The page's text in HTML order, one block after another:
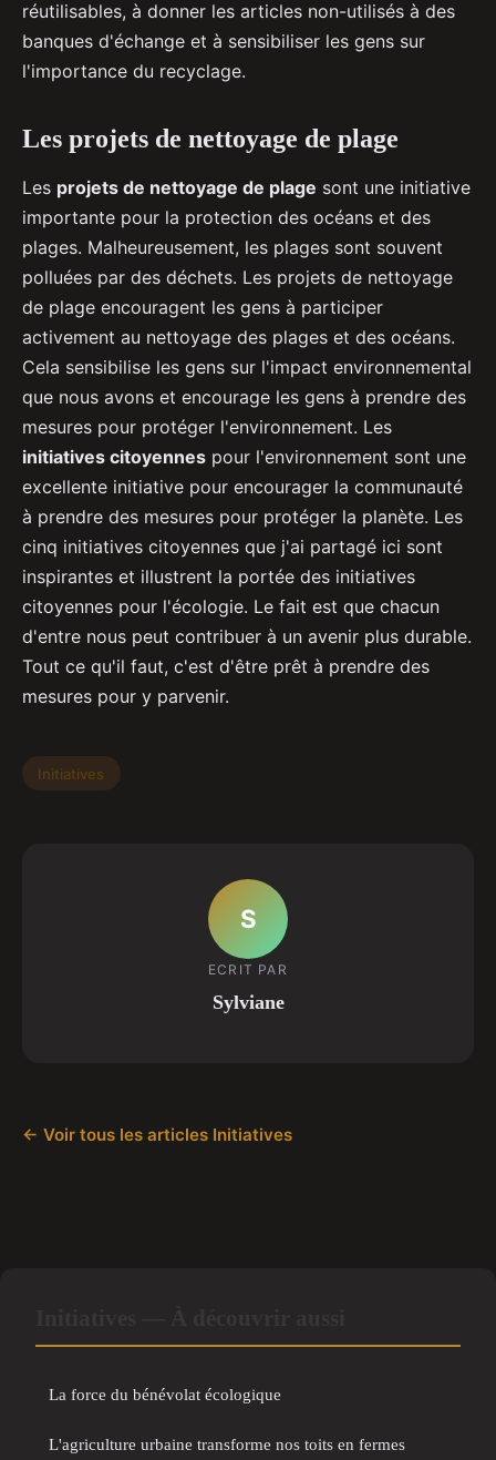
réutilisables, à donner les articles non-utilisés à des
banques d'échange et à sensibiliser les gens sur
l'importance du recyclage.
Les projets de nettoyage de plage
Les projets de nettoyage de plage sont une initiative
importante pour la protection des océans et des
plages. Malheureusement, les plages sont souvent
polluées par des déchets. Les projets de nettoyage
de plage encouragent les gens à participer
activement au nettoyage des plages et des océans.
Cela sensibilise les gens sur l'impact environnemental
que nous avons et encourage les gens à prendre des
mesures pour protéger l'environnement. Les
initiatives citoyennes pour l'environnement sont une
excellente initiative pour encourager la communauté
à prendre des mesures pour protéger la planète. Les
cinq initiatives citoyennes que j'ai partagé ici sont
inspirantes et illustrent la portée des initiatives
citoyennes pour l'écologie. Le fait est que chacun
d'entre nous peut contribuer à un avenir plus durable.
Tout ce qu'il faut, c'est d'être prêt à prendre des
mesures pour y parvenir.
Initiatives
S
ECRIT PAR
Sylviane
← Voir tous les articles Initiatives
La force du bénévolat écologique
L'agriculture urbaine transforme nos toits en fermes